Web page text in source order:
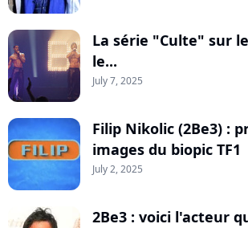
La série "Culte" sur
le...
July 7, 2025
Filip Nikolic (2Be3) :
images du biopic TF1
July 2, 2025
2Be3 : voici l'acteur